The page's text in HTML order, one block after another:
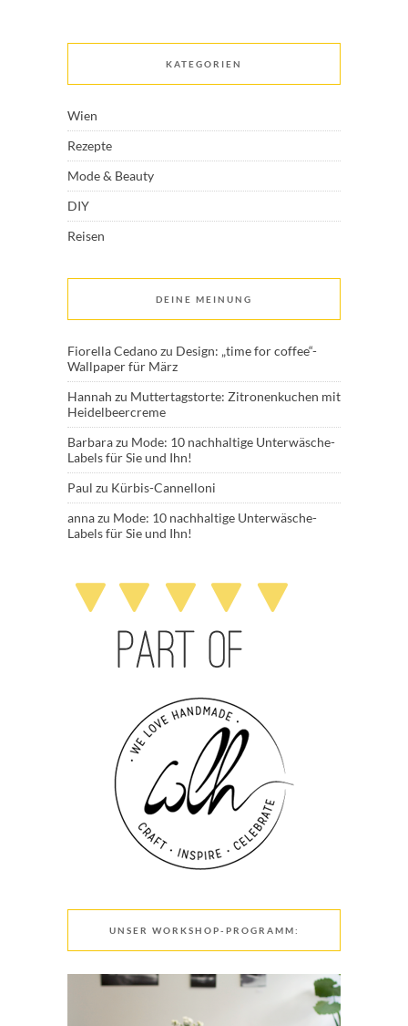
KATEGORIEN
Wien
Rezepte
Mode & Beauty
DIY
Reisen
DEINE MEINUNG
Fiorella Cedanozu Design: „time for coffee“-
Wallpaper für März
Hannah zu Muttertagstorte: Zitronenkuchen mit
Heidelbeercreme
Barbarazu Mode: 10 nachhaltige Unterwäsche-
Labels für Sie und Ihn!
Paul zu Kürbis-Cannelloni
annazu Mode: 10 nachhaltige Unterwäsche-
Labels für Sie und Ihn!
UNSER WORKSHOP-PROGRAMM: